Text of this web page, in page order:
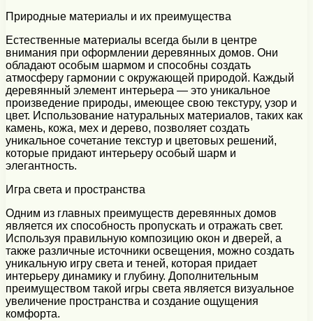
Природные материалы и их преимущества
Естественные материалы всегда были в центре
внимания при оформлении деревянных домов. Они
обладают особым шармом и способны создать
атмосферу гармонии с окружающей природой. Каждый
деревянный элемент интерьера — это уникальное
произведение природы, имеющее свою текстуру, узор и
цвет. Использование натуральных материалов, таких как
камень, кожа, мех и дерево, позволяет создать
уникальное сочетание текстур и цветовых решений,
которые придают интерьеру особый шарм и
элегантность.
Игра света и пространства
Одним из главных преимуществ деревянных домов
является их способность пропускать и отражать свет.
Используя правильную композицию окон и дверей, а
также различные источники освещения, можно создать
уникальную игру света и теней, которая придает
интерьеру динамику и глубину. Дополнительным
преимуществом такой игры света является визуальное
увеличение пространства и создание ощущения
комфорта.